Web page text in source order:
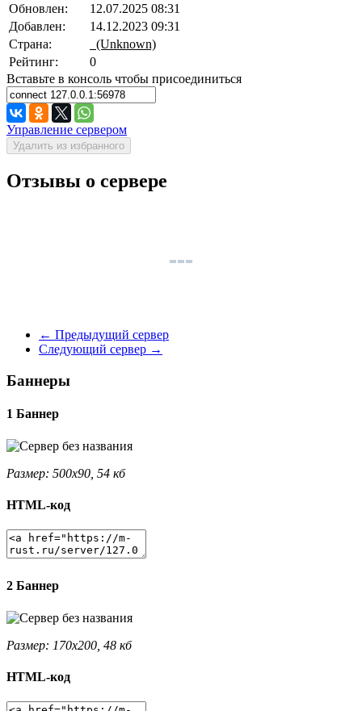
Обновлен:
12.07.2025 08:31
Добавлен:
14.12.2023 09:31
Страна:
(Unknown)
Рейтинг:
0
Вставьте в консоль чтобы присоединиться
Управление сервером
Удалить из избранного
Отзывы о сервере
← Предыдущий сервер
Следующий сервер →
Баннеры
1 Баннер
Размер: 500x90, 54 кб
HTML-код
2 Баннер
Размер: 170x200, 48 кб
HTML-код